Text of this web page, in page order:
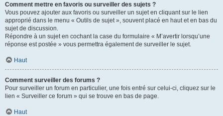
Comment mettre en favoris ou surveiller des sujets ?
Vous pouvez ajouter aux favoris ou surveiller un sujet en cliquant sur le lien
approprié dans le menu « Outils de sujet », souvent placé en haut et en bas du
sujet de discussion.
Répondre à un sujet en cochant la case du formulaire « M’avertir lorsqu’une
réponse est postée » vous permettra également de surveiller le sujet.
Haut
Comment surveiller des forums ?
Pour surveiller un forum en particulier, une fois entré sur celui-ci, cliquez sur le
lien « Surveiller ce forum » qui se trouve en bas de page.
Haut